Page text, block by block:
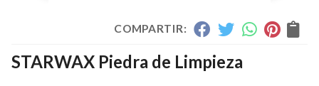
COMPARTIR:
STARWAX Piedra de Limpieza